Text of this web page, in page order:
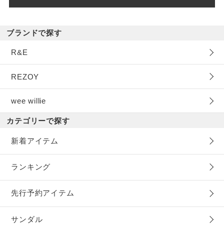
ブランドで探す
R&E
REZOY
wee willie
カテゴリーで探す
新着アイテム
ランキング
先行予約アイテム
サンダル